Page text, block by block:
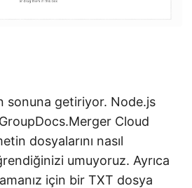
sonuna getiriyor. Node.js
Cloud
dosyalarını nasıl
umuyoruz. Ayrıca
için bir TXT dosya